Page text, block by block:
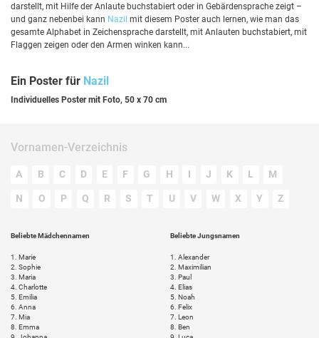
darstellt, mit Hilfe der Anlaute buchstabiert oder in Gebärdensprache zeigt –
und ganz nebenbei kann Nazil mit diesem Poster auch lernen, wie man das
gesamte Alphabet in Zeichensprache darstellt, mit Anlauten buchstabiert, mit
Flaggen zeigen oder den Armen winken kann...
Ein Poster für Nazil
Individuelles Poster mit Foto, 50 x 70 cm
Vornamen-Verzeichnis
A B C D E F G H I J K L M
N O P Q R S T U V W X Y Z
Beliebte Mädchennamen
1.
Marie
2. Sophie
3. Maria
4. Charlotte
5. Emilia
6. Anna
7. Mia
8. Emma
Beliebte Jungsnamen
1.
Alexander
2. Maximilian
3. Paul
4. Elias
5. Noah
6. Felix
7. Leon
8. Ben